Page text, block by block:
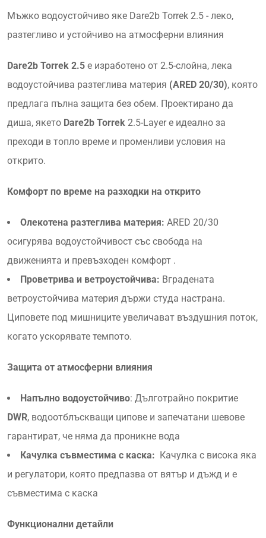
Мъжко водоустойчиво яке Dare2b Torrek 2.5 - леко,
разтегливо и устойчиво на атмосферни влияния
Dare2b Torrek 2.5 е изработено от 2.5-слойна, лека
водоустойчива разтеглива материя (ARED 20/30), която
предлага пълна защита без обем. Проектирано да
диша, якето Dare2b Torrek 2.5-Layer е идеално за
преходи в топло време и променливи условия на
открито.
Комфорт по време на разходки на открито
Олекотена разтеглива материя: ARED 20/30
осигурява водоустойчивост със свобода на
движенията и превъзходен комфорт .
Проветрива и ветроустойчива: Вградената
ветроустойчива материя държи студа настрана.
Циповете под мишниците увеличават въздушния поток,
когато ускорявате темпото.
Защита от атмосферни влияния
Напълно водоустойчиво: Дълготрайно покритие
DWR, водоотблъскващи ципове и запечатани шевове
гарантират, че няма да проникне вода
Качулка съвместима с каска: Качулка с висока яка
и регулатори, която предпазва от вятър и дъжд и е
съвместима с каска
Функционални детайли